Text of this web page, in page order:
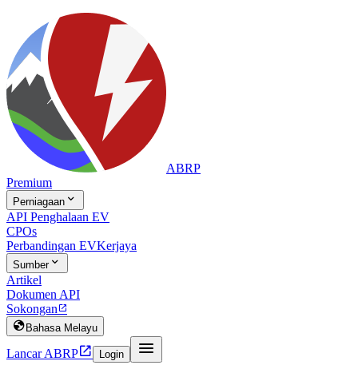
ABRP
Premium
Perniagaan 
API Penghalaan EV
CPOs
Perbandingan EVKerjaya
Sumber
Artikel
Dokumen API
Sokongan 
 Bahasa Melayu
Lancar ABRP Login 